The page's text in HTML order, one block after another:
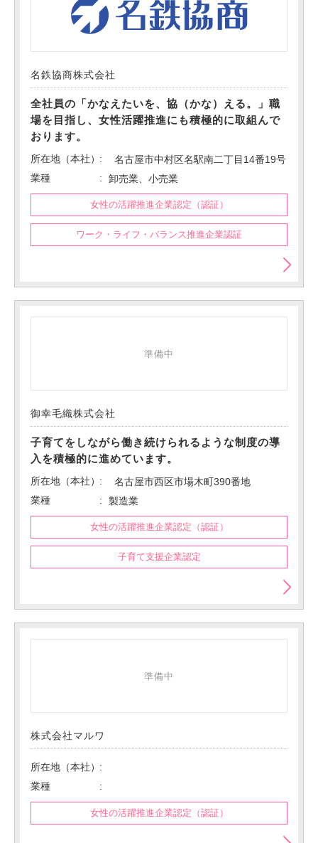
名鉄協商株式会社
全社員の「かなえたいを、協（かな）える。」職
場を目指し、女性活躍推進にも積極的に取組んで
おります。
所在地（本社）
名古屋市中村区名駅南二丁目14番19号
業種
卸売業、小売業
女性の活躍推進企業認定（認証）
ワーク・ライフ・バランス推進企業認証
準備中
御幸毛織株式会社
子育てをしながら働き続けられるような制度の導
入を積極的に進めています。
所在地（本社）
名古屋市西区市場木町390番地
業種
製造業
女性の活躍推進企業認定（認証）
子育て支援企業認定
準備中
株式会社マルワ
所在地（本社）
業種
女性の活躍推進企業認定（認証）